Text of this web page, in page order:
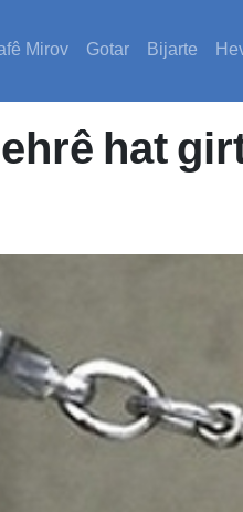
Mirov Gotar Bijarte
hat